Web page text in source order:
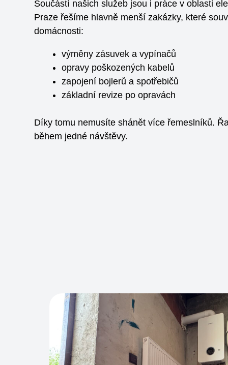
Součástí našich služeb jsou i práce v oblasti
Praze řešíme hlavně menší zakázky, které
domácnosti:
výměny zásuvek a vypínačů
opravy poškozených kabelů
zapojení bojlerů a spotřebičů
základní revize po opravách
Díky tomu nemusíte shánět více řemeslníků.
během jedné návštěvy.